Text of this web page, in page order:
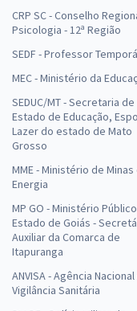
CRP SC - Conselho
Psicologia - 12ª Região
SEDF - Professor
MEC - Ministério da
SEDUC/MT - Secretaria de
Estado de Educação,
Lazer do estado de Mato
Grosso
MME - Ministério de Minas
Energia
MP GO - Ministério
Estado de Goiás -
Auxiliar da Comarca de
Itapuranga
ANVISA - Agência
Vigilância Sanitária